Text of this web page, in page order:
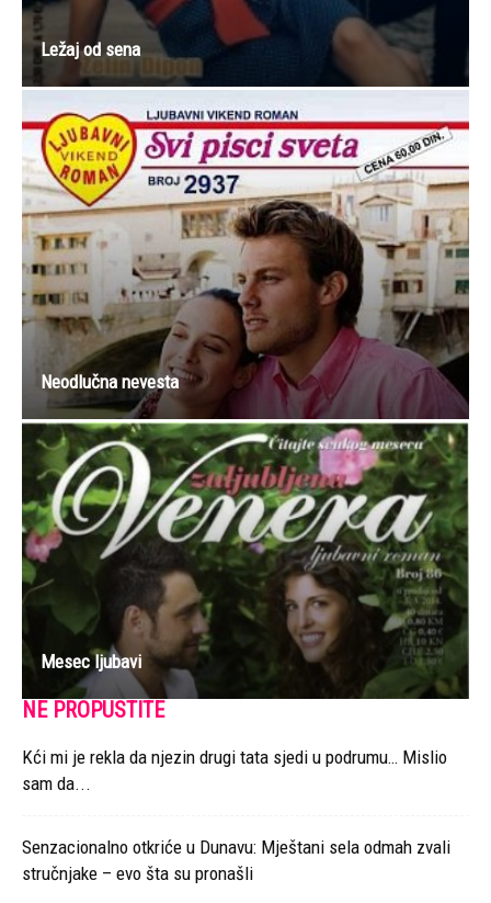
Ležaj od sena
Neodlučna nevesta
Mesec ljubavi
NE PROPUSTITE
Kći mi je rekla da njezin drugi tata sjedi u podrumu… Mislio
sam da...
Senzacionalno otkriće u Dunavu: Mještani sela odmah zvali
stručnjake – evo šta su pronašli